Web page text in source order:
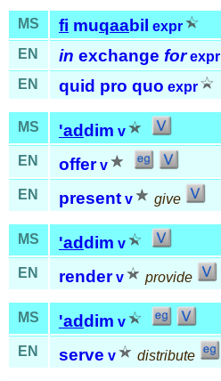
MS fi muqaabil expr
EN in exchange for expr
EN
quid pro quo expr
MS 'addim v
EN offer v
EN
present v give
MS 'addim v
EN render v provide
MS 'addim v
EN serve v distribute